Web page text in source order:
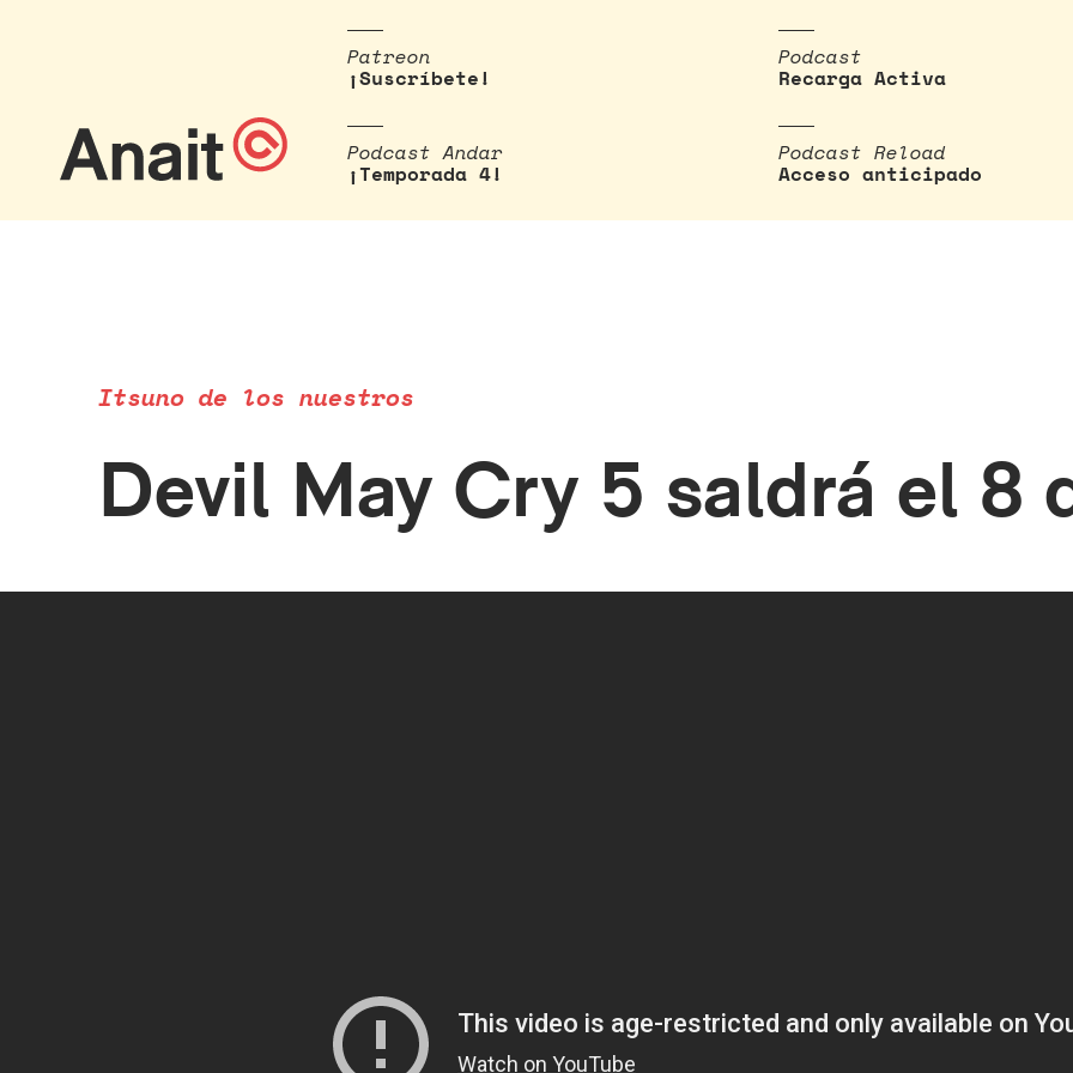
Patreon
¡Suscríbete!
Podcast
Recarga Activa
Podcast Andar
¡Temporada 4!
Podcast Reload
Acceso anticipado
Itsuno de los nuestros
Devil May Cry 5 saldrá el 8